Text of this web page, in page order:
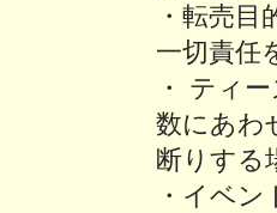
・転売
一切責任
・ ティ
数にあわ
断りする
・イベ